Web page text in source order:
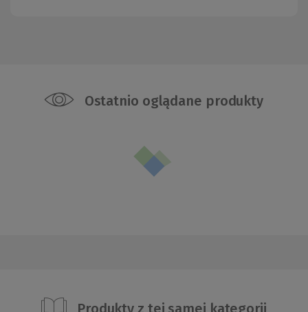
Ostatnio oglądane produkty
Produkty z tej samej kategorii